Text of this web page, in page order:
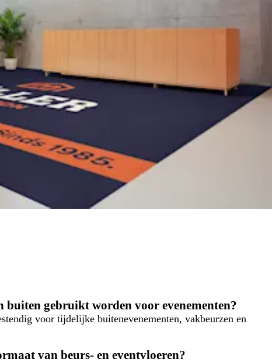
buiten gebruikt worden voor evenementen?
voor tijdelijke buitenevenementen, vakbeurzen en
van beurs- en eventvloeren?